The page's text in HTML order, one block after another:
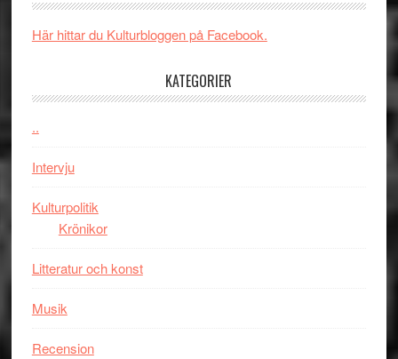
och
Jackie
synas
Vem
Här hittar du Kulturbloggen på Facebook.
KATEGORIER
..
Intervju
Kulturpolitik
Krönikor
Litteratur och konst
Musik
Recension